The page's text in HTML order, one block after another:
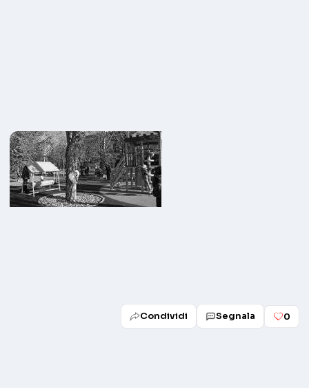
Condividi Segnala 0